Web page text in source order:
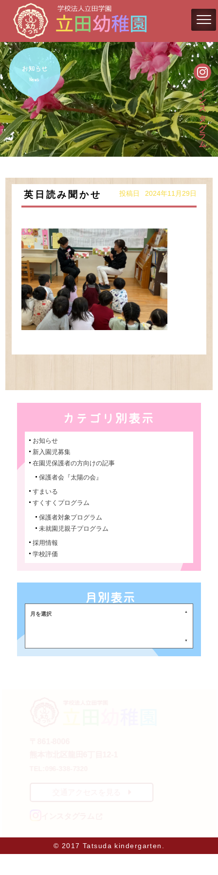
英日読み聞かせ 投稿日 2024年11月29日
お知らせ
新入園児募集
在園児保護者の方向けの記事
保護者会『太陽の会』
すまいる
すくすくプログラム
保護者対象プログラム
未就園児親子プログラム
採用情報
学校評価
月を選択
インスタグラム
© 2017 Tatsuda kindergarten.